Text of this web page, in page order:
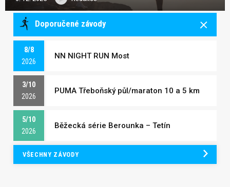
Doporučené závody
8/8
2026
NN NIGHT RUN Most
3/10
2026
PUMA Třeboňský půl/maraton 10 a 5 km
5/10
2026
Běžecká série Berounka – Tetín
VŠECHNY ZÁVODY